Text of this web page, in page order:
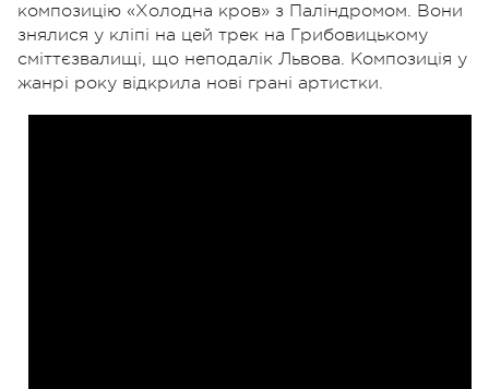
композицію «Холодна кров» з Паліндромом. Вони
знялися у кліпі на цей трек на Грибовицькому
сміттєзвалищі, що неподалік Львова. Композиція у
жанрі року відкрила нові грані артистки.